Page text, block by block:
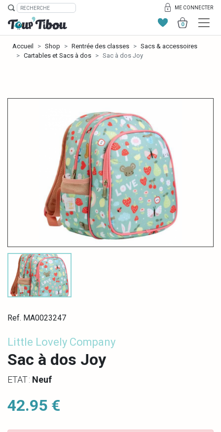
ME CONNECTER
0
Accueil Shop Rentrée des classes
Sacs & accessoires
Cartables et Sacs à dos
Sac à dos Joy
Ref. MA0023247
Little Lovely Company
Sac à dos Joy
ETAT : Neuf
42.95 €